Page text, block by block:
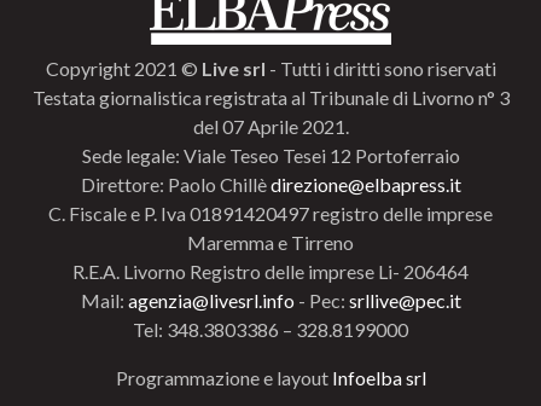
Copyright 2021 © Live srl - Tutti i diritti sono riservati
Testata giornalistica registrata al Tribunale di Livorno n° 3
del 07 Aprile 2021.
Sede legale: Viale Teseo Tesei 12 Portoferraio
Direttore: Paolo Chillèdirezione@elbapress.it
C. Fiscale e P. Iva 01891420497 registro delle imprese
Maremma e Tirreno
R.E.A. Livorno Registro delle imprese Li- 206464
Mail: agenzia@livesrl.info - Pec: srllive@pec.it
Tel: 348.3803386 – 328.8199000
Programmazione e layout Infoelba srl